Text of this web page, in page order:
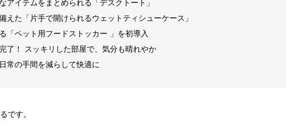
アイテムをまとめられる「デスクトート」
えた「片手で開けられるウェットティシューケース」
「ペット用フードストッカー 」を初導入
了！ スッキリした部屋で、気分も晴れやか
常の手間を減らして快適に
です。